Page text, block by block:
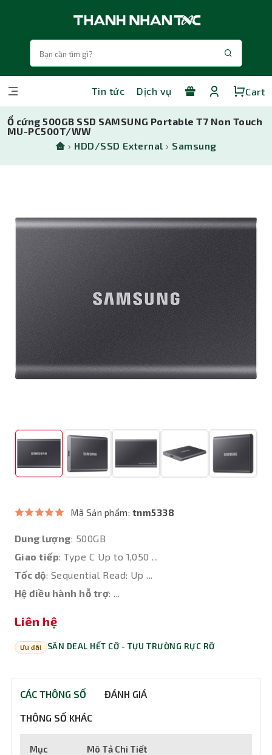
Tin tức Dịch vụ Cart
Ổ cứng 500GB SSD SAMSUNG Portable T7 Non Touch
MU-PC500T/WW
› HDD/SSD External › Samsung
Mã Sản phẩm: tnm5338
Dung lượng: 500GB
Giao tiếp: Type C Up to 1,050 ...
Tốc độ: Sequential Read: Up ...
Hệ điều hành hỗ trợ: ...
Liên hệ
Ưu đãi SĂN DEAL HẾT CỠ - TỰU TRƯỜNG RỰC RỠ
CÁC THÔNG SỐ ĐÁNH GIÁ
THÔNG SỐ KHÁC
Mục Mô Tả Chi Tiết